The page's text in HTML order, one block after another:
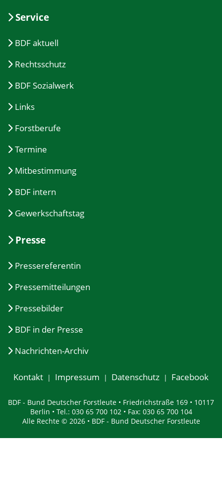
Service
BDF aktuell
Rechtsschutz
BDF Sozialwerk
Links
Forstberufe
Termine
Mitbestimmung
BDF intern
Gewerkschaftstag
Presse
Pressereferentin
Pressemitteilungen
Pressebilder
BDF in der Presse
Nachrichten-Archiv
Kontakt Impressum Datenschutz Facebook
BDF - Bund Deutscher Forstleute • Friedrichstraße 169 • 10117
Berlin • Tel.: 030 65 700 102 • Fax: 030 65 700 104
Alle Rechte © 2026 • BDF - Bund Deutscher Forstleute